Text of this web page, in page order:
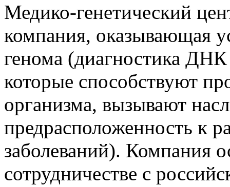
Медико-генетический
компания, оказывающая
генома (диагностика
которые способствуют
организма, вызывают
предрасположенность к
заболеваний). Компания
сотрудничестве с